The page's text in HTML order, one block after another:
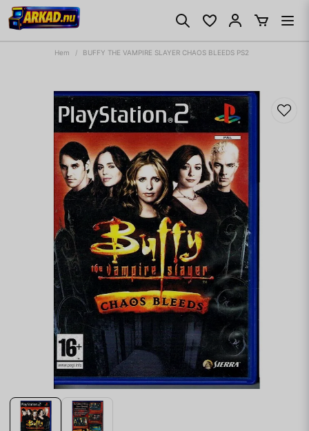
Hem BUFFY THE VAMPIRE SLAYER CHAOS BLEEDS PS2